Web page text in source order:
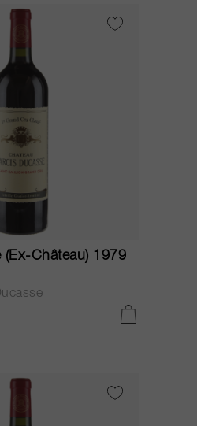
(Ex-Château) 1979